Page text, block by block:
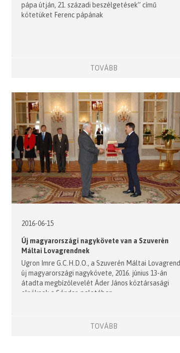
pápa útján, 21. századi beszélgetések” című
kötetüket Ferenc pápának
TOVÁBB
2016-06-15
Új magyarországi nagykövete van a Szuverén
Máltai Lovagrendnek
Ugron Imre G.C.H.D.O., a Szuverén Máltai Lovagrend
új magyarországi nagykövete, 2016. június 13-án
átadta megbízólevelét Áder János köztársasági
elnöknek a Sándor-palotában.
TOVÁBB